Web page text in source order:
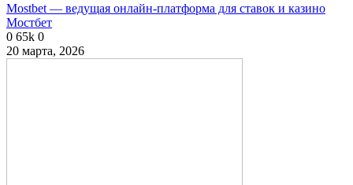
Mostbet — ведущая онлайн-платформа для ставок и казино
Мостбет
0 65k 0
20 марта, 2026